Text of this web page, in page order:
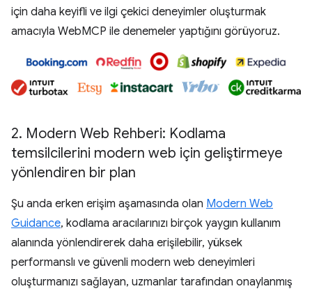
için daha keyifli ve ilgi çekici deneyimler oluşturmak
amacıyla WebMCP ile denemeler yaptığını görüyoruz.
2. Modern Web Rehberi: Kodlama
temsilcilerini modern web için geliştirmeye
yönlendiren bir plan
Şu anda erken erişim aşamasında olan Modern Web
Guidance, kodlama aracılarınızı birçok yaygın kullanım
alanında yönlendirerek daha erişilebilir, yüksek
performanslı ve güvenli modern web deneyimleri
oluşturmanızı sağlayan, uzmanlar tarafından onaylanmış